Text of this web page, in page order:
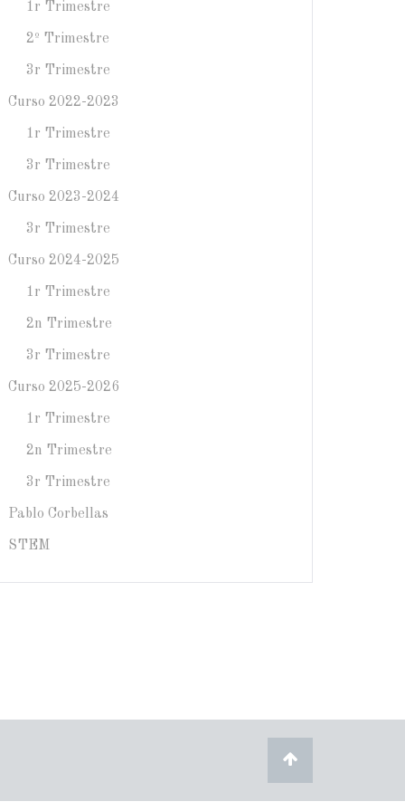
1r Trimestre
2º Trimestre
3r Trimestre
Curso 2022-2023
1r Trimestre
3r Trimestre
Curso 2023-2024
3r Trimestre
Curso 2024-2025
1r Trimestre
2n Trimestre
3r Trimestre
Curso 2025-2026
1r Trimestre
2n Trimestre
3r Trimestre
Pablo Corbellas
STEM